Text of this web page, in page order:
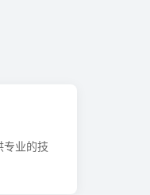
专业的技